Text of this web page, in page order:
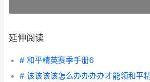
延伸阅读
# 和平精英赛季手册6
# 该该该该怎么办办办办才能领和平